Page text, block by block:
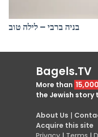
בניה ברבי – לילה טוב
Bagels.TV
More than 15,000
the Jewish story
About Us |
Acquire this site